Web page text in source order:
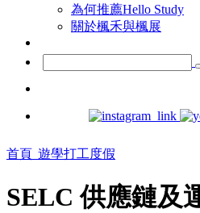
為何推薦Hello Study
關於楓禾與楓展
首頁 遊學打工度假
SELC 供應鏈及